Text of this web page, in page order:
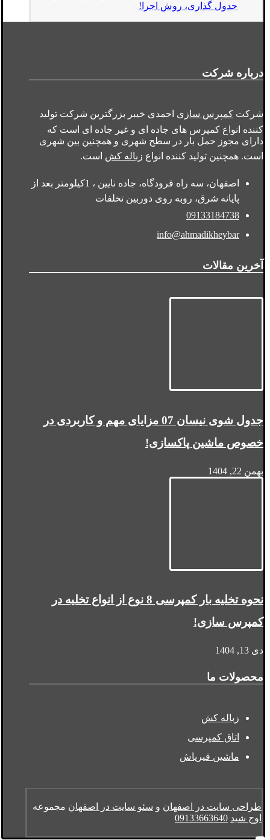
جدول گذاری، روش اجرا!
درباره شرکت
شرکت کمپرس سازی احمدی خیبر بزرگترین شرکت تولید
کننده انواع کمپرس های جاده ای و غیر جاده ای است که
دارای مجوز حمل بار در سطح شهری و همچنین بین شهری
است. همچنین تولید کننده انواع زباله کش است.
اصفهان، سه راه فرودگاه، جاده نایین ، 1کیلومتر بعد از
پایانه شرق، روبه روی دوربین تخلفات
09133184738
info@ahmadikheybar
آخرین مقالات
جدول شوی نیسان 07 مزایای مهم و کاربردی در
خصوص ماشین پاکسازی!
بهمن 22, 1404
نحوه تخلیه بار کمپرسی 8 نوع از انواع تخلیه در
کمپرس سازی!
دی 13, 1404
محصولات ما
زباله کش
اتاق کمپرسی
ماشین قیرپاش
طراحی سایت در اصفهان و سئو سایت در اصفهان مجموعه
اوج شید 09133663640